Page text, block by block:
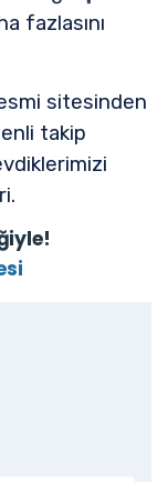
fazlasını
sitesinden
takip